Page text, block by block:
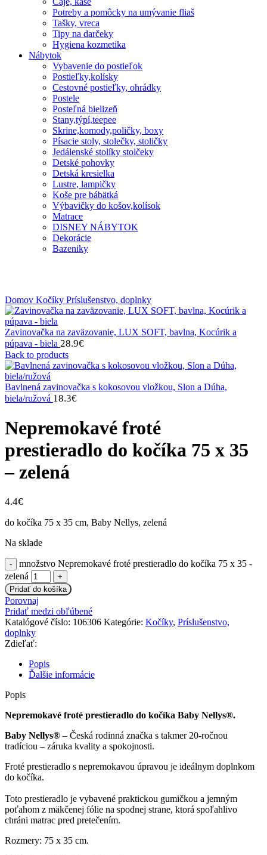
Potreby a pomôcky na umývanie fliaš
Tašky, vreca
Tipy na darčeky
Hygiena kozmetika
Nábytok
Vybavenie do postieľok
Postieľky,kolísky
Cestovné postieľky, ohrádky
Postele
Posteľná bielizeň
Stany,týpí,teepee
Skrine,komody,poličky, boxy
Písacie stoly, stolečky, stoličky
Jedálenské stolíky stolčeky
Detské pohovky
Detská kresielka
Lustre, lampičky
Koše pre bábätká
Výbavičky do košov,kolísok
Matrace
DISNEY NÁBYTOK
Dekorácie
Bazeniky
Domov Kočíky Príslušenstvo, doplnky
Zavinovačka na zaväzovanie, LUX SOFT, bavlna, Kocúrik a
púpava - biela 28.9€
Back to products
Bavlnená zavinovačka s kokosovou vložkou, Slon a Dúha,
biela/ružová 18.3€
Nepremokavé froté
prestieradlo do kočíka 75 x 35
– zelená
4.4€
do kočíka 75 x 35 cm, Baby Nellys, zelená
Na sklade
množstvo Nepremokavé froté prestieradlo do kočíka 75 x 35 -
zelená
Pridať do košíka
Porovnaj
Pridať medzi obľúbené
Katalógové číslo: 106306 Kategórie: Kočíky, Príslušenstvo,
doplnky
Zdieľať:
Popis
Ďalšie informácie
Popis
Nepremokavé froté prestieradlo do kočíka Baby Nellys®.
Baby Nellys® – Česká rodinná značka s takmer 20-ročnou
tradíciou – záruka kvality a spokojnosti.
Froté prestieradlo s nepremokavou úpravou je ideálnym doplnkom
do kočíka.
Toto prestieradlo je vybavené praktickou gumičkou a jemným
poťahom z mäkčenej fólie na spodnej strane, ktorá spoľahlivo
chráni matrac pred pretečením.
Rozmery: 75 x 35 cm.